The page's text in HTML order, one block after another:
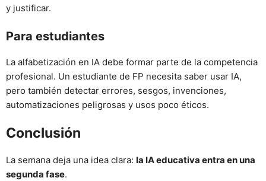
y justificar.
Para estudiantes
La alfabetización en IA debe formar parte de la competencia
profesional. Un estudiante de FP necesita saber usar IA,
pero también detectar errores, sesgos, invenciones,
automatizaciones peligrosas y usos poco éticos.
Conclusión
La semana deja una idea clara: la IA educativa entra en una
segunda fase.